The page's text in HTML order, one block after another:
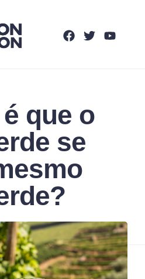
que o
se